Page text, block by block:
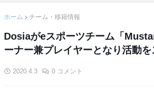
ホーム チーム・移籍情報
Dosiaがeスポーツチーム「
ーナー兼プレイヤーとなり活動を
2020.4.3 0 コメント